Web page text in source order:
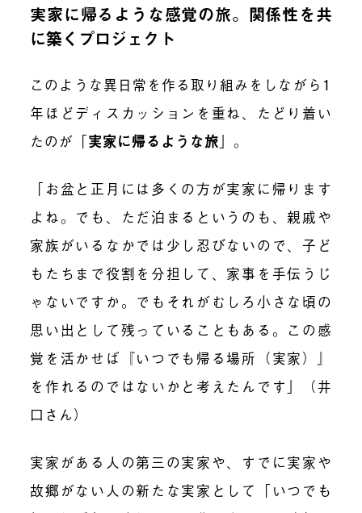
実家に帰るような感覚の旅。関係性を共
に築くプロジェクト
このような異日常を作る取り組みをしながら1
年ほどディスカッションを重ね、たどり着い
たのが 「実家に帰るような旅 」 。
「お盆と正月には多くの方が実家に帰 ります
よね。でも、ただ泊まるというのも、親戚や
家族がいるなかでは少し忍びないので、 子ど
もたちまで役割を分担して、 家事を 手伝う じ
ゃないですか。でもそれがむしろ 小さな頃の
思い出として残っていることもある。この感
覚 を活かせば『いつでも帰る場所（実家）
』
を作れるのではないかと考え たんです 」
（井
口さん）
実家がある人 の第三の実家 や、 すでに実家や
故郷がない人の新たな実家として「いつでも